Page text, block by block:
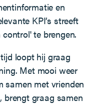
en
KPI’s streeft
te brengen.
loopt hij graag
Met mooi weer
samen met vrienden
brengt graag samen